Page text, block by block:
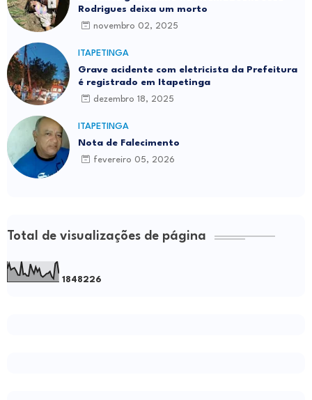
Rodrigues deixa um morto
novembro 02, 2025
ITAPETINGA
Grave acidente com eletricista da Prefeitura
é registrado em Itapetinga
dezembro 18, 2025
ITAPETINGA
Nota de Falecimento
fevereiro 05, 2026
Total de visualizações de página
1 848226